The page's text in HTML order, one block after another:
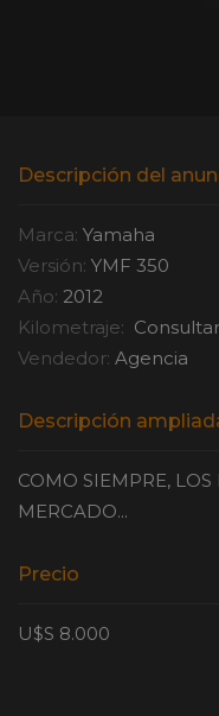
Descripción del
Marca: Yamaha
Versión: YMF 350
Año: 2012
Kilometraje: Consultar
Vendedor: Agencia
Descripción
COMO SIEMPRE,
MERCADO...
Precio
U$S 8.000